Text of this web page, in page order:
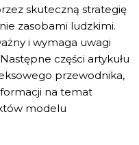
skuteczną strategię
zasobami ludzkimi.
i wymaga uwagi
części artykułu
przewodnika,
na temat
modelu